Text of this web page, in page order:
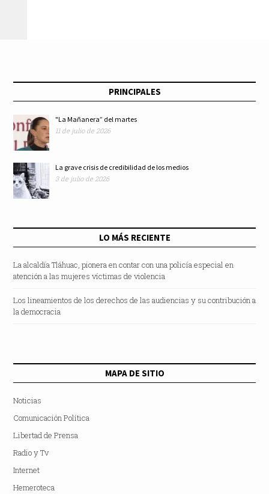
PRINCIPALES
"La Mañanera” del martes
11 de julio de 2026
La grave crisis de credibilidad de los medios
3 de julio de 2026
LO MÁS RECIENTE
La alcaldía Tláhuac, pionera en contar con una policía especial en
atención a las mujeres víctimas de violencia
Los lineamientos de los derechos de las audiencias y su contribución a
la democracia
MAPA DE SITIO
Noticias
Comunicación Política
Libertad de Prensa
Radio y Tv
Internet
Hemeroteca